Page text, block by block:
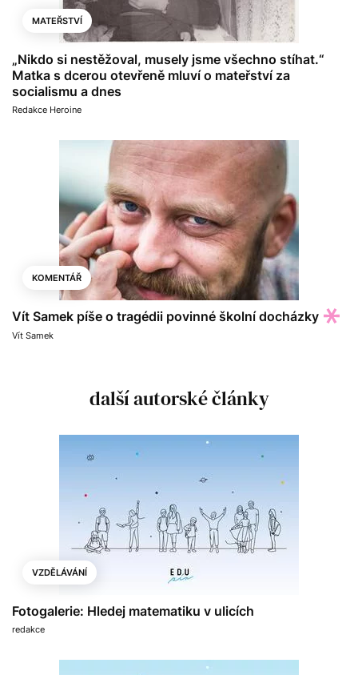
MATEŘSTVÍ
„Nikdo si nestěžoval, musely jsme všechno stíhat.“
Matka s dcerou otevřeně mluví o mateřství za
socialismu a dnes
Redakce Heroine
KOMENTÁŘ
Vít Samek píše o tragédii povinné školní docházky
Vít Samek
další autorské články
VZDĚLÁVÁNÍ
Fotogalerie: Hledej matematiku v ulicích
redakce